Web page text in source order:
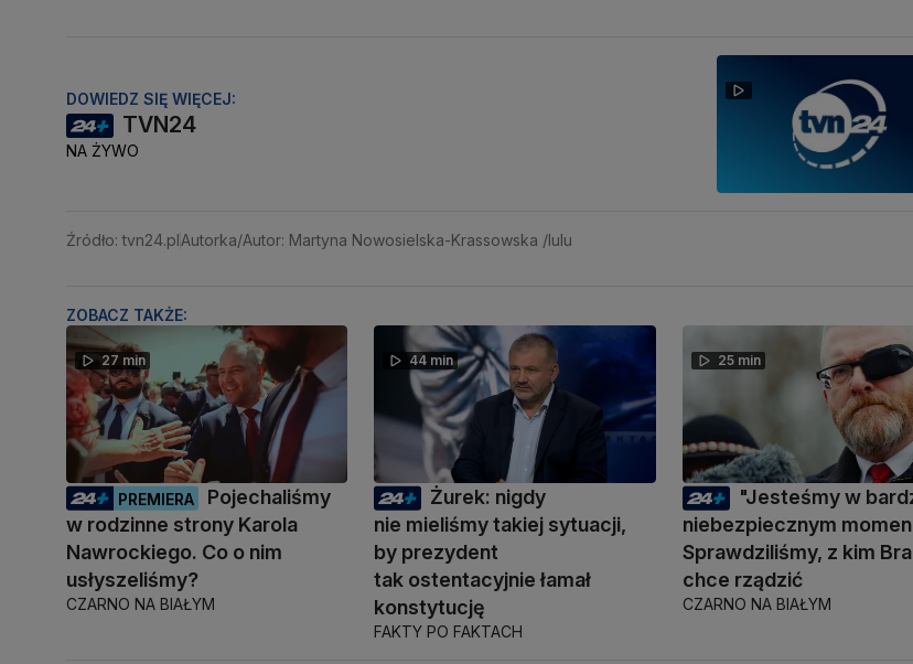
DOWIEDZ SIĘ WIĘCEJ:
TVN24
NA ŻYWO
Źródło: tvn24.plAutorka/Autor: Martyna Nowosielska-Krassowska /lulu
ZOBACZ TAKŻE:
27 min
PREMIERA
Pojechaliśmy
w rodzinne strony Karola
Nawrockiego. Co o nim
usłyszeliśmy?
CZARNO NA BIAŁYM
44 min
Żurek: nigdy
nie mieliśmy takiej sytuacji,
by prezydent
tak ostentacyjnie łamał
konstytucję
FAKTY PO FAKTACH
25 min
"Jesteśmy w
niebezpiecznym
Sprawdziliśmy, z kim
chce rządzić
CZARNO NA BIAŁYM